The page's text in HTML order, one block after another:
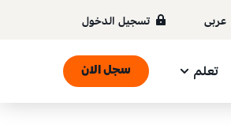
عربى تسجيل الدخول
تعلم سجل الان